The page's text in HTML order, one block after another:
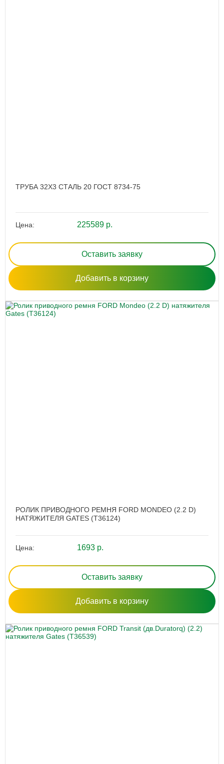
ТРУБА 32Х3 СТАЛЬ 20 ГОСТ 8734-75
Цена: 225589 р.
Оставить заявку
Добавить в корзину
РОЛИК ПРИВОДНОГО РЕМНЯ FORD MONDEO (2.2 D)
НАТЯЖИТЕЛЯ GATES (T36124)
Цена: 1693 р.
Оставить заявку
Добавить в корзину